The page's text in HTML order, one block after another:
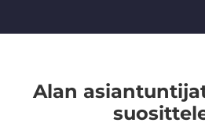
Alan